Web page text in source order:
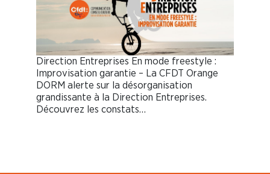
Direction Entreprises En mode freestyle :
Improvisation garantie – La CFDT Orange
DORM alerte sur la désorganisation
grandissante à la Direction Entreprises.
Découvrez les constats…